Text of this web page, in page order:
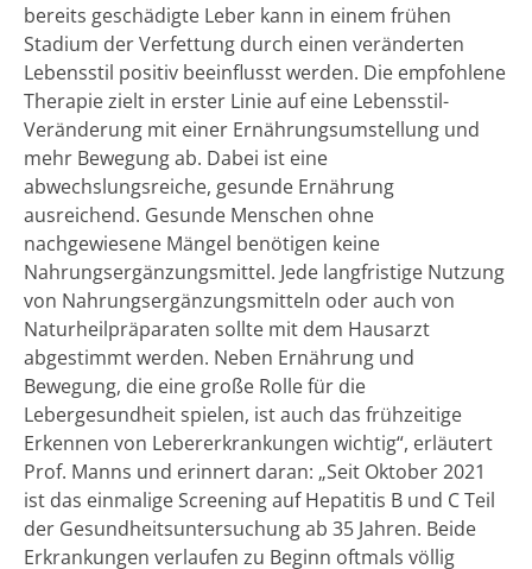
bereits geschädigte Leber kann in einem frühen
Stadium der Verfettung durch einen veränderten
Lebensstil positiv beeinflusst werden. Die empfohlene
Therapie zielt in erster Linie auf eine Lebensstil-
Veränderung mit einer Ernährungsumstellung und
mehr Bewegung ab. Dabei ist eine
abwechslungsreiche, gesunde Ernährung
ausreichend. Gesunde Menschen ohne
nachgewiesene Mängel benötigen keine
Nahrungsergänzungsmittel. Jede langfristige Nutzung
von Nahrungsergänzungsmitteln oder auch von
Naturheilpräparaten sollte mit dem Hausarzt
abgestimmt werden. Neben Ernährung und
Bewegung, die eine große Rolle für die
Lebergesundheit spielen, ist auch das frühzeitige
Erkennen von Lebererkrankungen wichtig“, erläutert
Prof. Manns und erinnert daran: „Seit Oktober 2021
ist das einmalige Screening auf Hepatitis B und C Teil
der Gesundheitsuntersuchung ab 35 Jahren. Beide
Erkrankungen verlaufen zu Beginn oftmals völlig